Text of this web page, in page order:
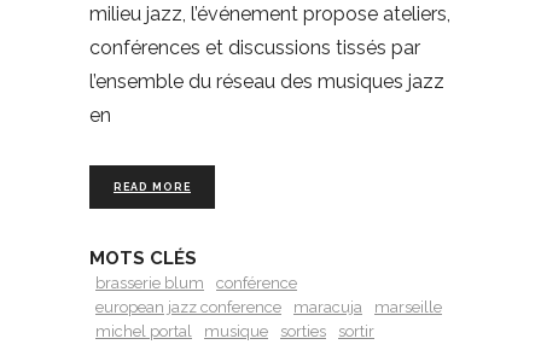
milieu jazz, l’événement propose ateliers,
conférences et discussions tissés par
l’ensemble du réseau des musiques jazz
en
READ MORE
MOTS CLÉS
brasserie blum
conférence
european jazz conference
maracuja
marseille
michel portal
musique sorties sortir